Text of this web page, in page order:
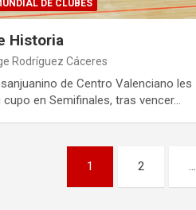
DE CLUBES
Historia
Rodríguez Cáceres
de Centro Valenciano les
en Semifinales, tras vencer…
1 2 …